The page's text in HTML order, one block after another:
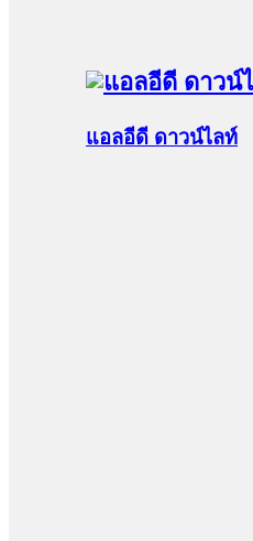
แอลอีดี ดาวน์ไลท์